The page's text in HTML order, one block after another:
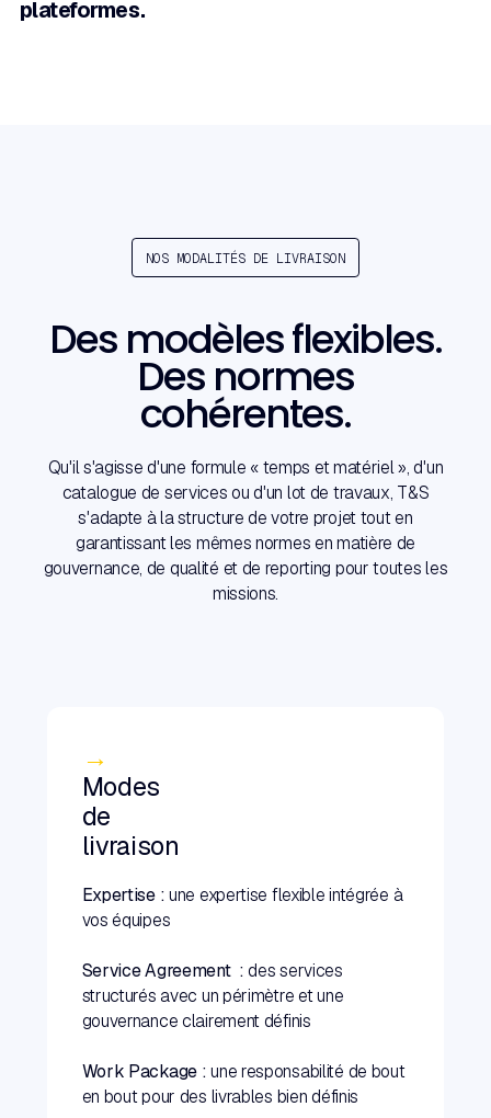
plateformes.
NOS MODALITÉS DE LIVRAISON
Des modèles flexibles.
Des normes
cohérentes.
Qu'il s'agisse d'une formule « temps et matériel », d'un
catalogue de services ou d'un lot de travaux, T&S
s'adapte à la structure de votre projet tout en
garantissant les mêmes normes en matière de
gouvernance, de qualité et de reporting pour toutes les
missions.
→
Modes
de
livraison
Expertise :une expertise flexible intégrée à
vos équipes
Service Agreement :des services
structurés avec un périmètre et une
gouvernance clairement définis
Work Package :une responsabilité de bout
en bout pour des livrables bien définis